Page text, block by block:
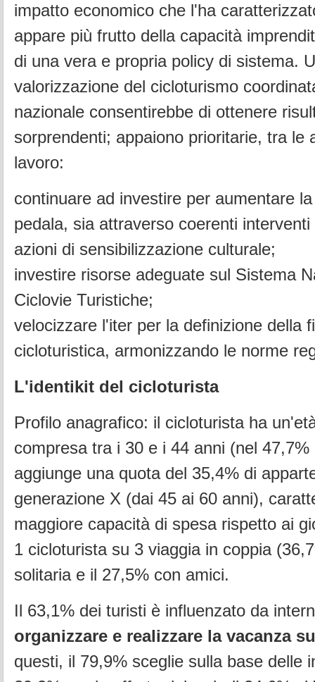
impatto economico che l'ha
appare più frutto della capacità
di una vera e propria policy di sistema.
valorizzazione del cicloturismo
nazionale consentirebbe di ottenere
sorprendenti; appaiono prioritarie, tra le
lavoro:
continuare ad investire per aumentare
pedala, sia attraverso coerenti
azioni di sensibilizzazione culturale;
investire risorse adeguate sul Sistema
Ciclovie Turistiche;
velocizzare l'iter per la definizione della
cicloturistica, armonizzando le norme
L'identikit del cicloturista
Profilo anagrafico: il cicloturista ha
compresa tra i 30 e i 44 anni (nel
aggiunge una quota del 35,4% di
generazione X (dai 45 ai 60 anni),
maggiore capacità di spesa rispetto ai
1 cicloturista su 3 viaggia in coppia
solitaria e il 27,5% con amici.
Il 63,1% dei turisti è influenzato da
organizzare e realizzare la vacanza
questi, il 79,9% sceglie sulla base delle